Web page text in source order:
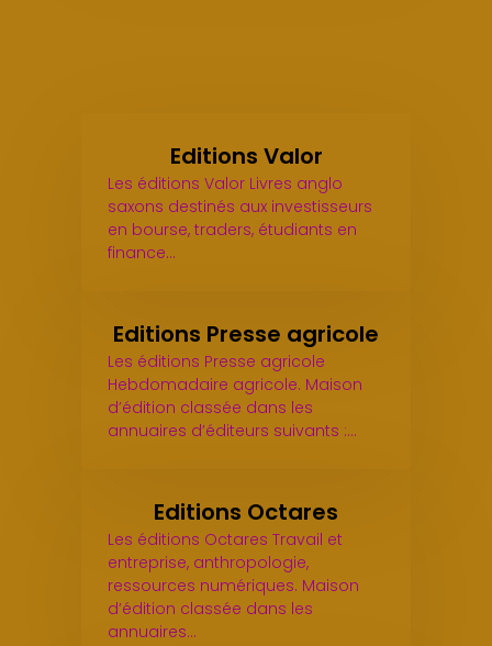
Editions Valor
Les éditions Valor Livres anglo
saxons destinés aux investisseurs
en bourse, traders, étudiants en
finance…
Editions Presse agricole
Les éditions Presse agricole
Hebdomadaire agricole. Maison
d’édition classée dans les
annuaires d’éditeurs suivants :…
Editions Octares
Les éditions Octares Travail et
entreprise, anthropologie,
ressources numériques. Maison
d’édition classée dans les
annuaires…